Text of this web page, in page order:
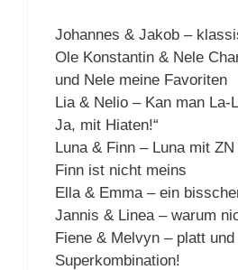
Johannes & Jakob –
Ole Konstantin & Nele
und Nele meine Favoriten
Lia & Nelio – Kan man La-
Ja, mit Hiaten!“
Luna & Finn – Luna mit
Finn ist nicht meins
Ella & Emma – ein
Jannis & Linea – warum
Fiene & Melvyn – platt
Superkombination!